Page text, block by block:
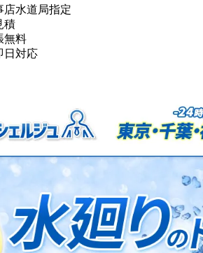
店水道局指定
積
無料
日対応